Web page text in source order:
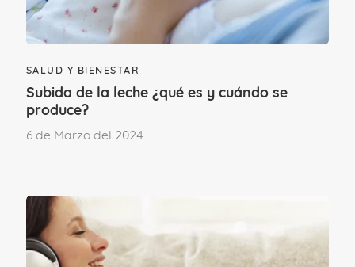
Insuficiencia cardíaca.
Trastornos renales.
Enfermedad autoinmune.
Trastornos que pueden surgir
Problemas relacionados con el líquido
amniótico.
Embarazo ectópico.
SALUD Y BIENESTAR
Subida de la leche ¿qué es y cuándo se
produce?
6 de Marzo del 2024